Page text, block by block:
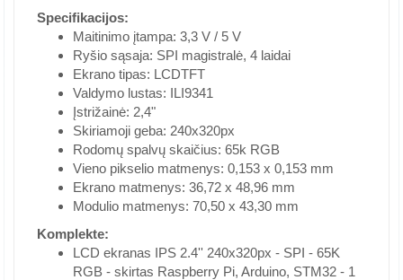
Specifikacijos:
Maitinimo įtampa: 3,3 V / 5 V
Ryšio sąsaja: SPI magistralė, 4 laidai
Ekrano tipas: LCDTFT
Valdymo lustas: ILI9341
Įstrižainė: 2,4"
Skiriamoji geba: 240x320px
Rodomų spalvų skaičius: 65k RGB
Vieno pikselio matmenys: 0,153 x 0,153 mm
Ekrano matmenys: 36,72 x 48,96 mm
Modulio matmenys: 70,50 x 43,30 mm
Komplekte:
LCD ekranas IPS 2.4'' 240x320px - SPI - 65K
RGB - skirtas Raspberry Pi, Arduino, STM32 - 1